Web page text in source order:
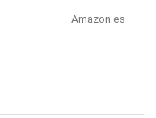
Amazon.es